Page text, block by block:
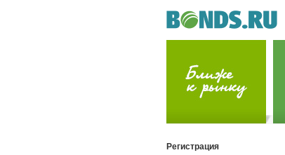
Регистрация